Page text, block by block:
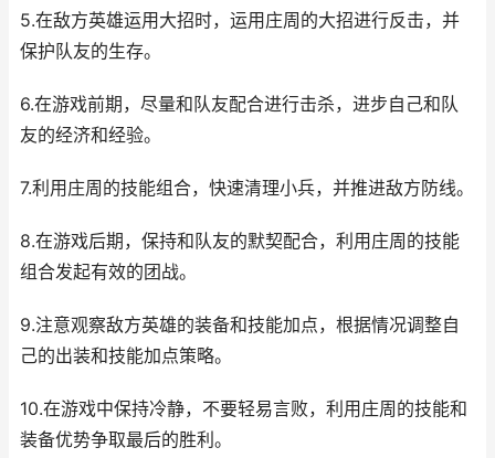
5.在敌方英雄运用大招时，运用庄周的大招进行反击，并
保护队友的生存。
6.在游戏前期，尽量和队友配合进行击杀，进步自己和队
友的经济和经验。
7.利用庄周的技能组合，快速清理小兵，并推进敌方防线。
8.在游戏后期，保持和队友的默契配合，利用庄周的技能
组合发起有效的团战。
9.注意观察敌方英雄的装备和技能加点，根据情况调整自
己的出装和技能加点策略。
10.在游戏中保持冷静，不要轻易言败，利用庄周的技能和
装备优势争取最后的胜利。